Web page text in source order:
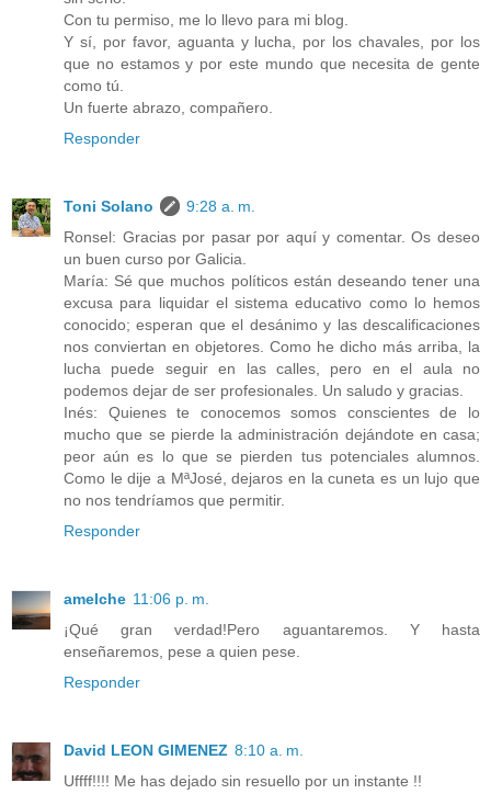
Con tu permiso, me lo llevo para mi blog.
Y sí, por favor, aguanta y lucha, por los chavales, por los
que no estamos y por este mundo que necesita de gente
como tú.
Un fuerte abrazo, compañero.
Responder
Toni Solano
9:28 a. m.
Ronsel: Gracias por pasar por aquí y comentar. Os deseo
un buen curso por Galicia.
María: Sé que muchos políticos están deseando tener una
excusa para liquidar el sistema educativo como lo hemos
conocido; esperan que el desánimo y las descalificaciones
nos conviertan en objetores. Como he dicho más arriba, la
lucha puede seguir en las calles, pero en el aula no
podemos dejar de ser profesionales. Un saludo y gracias.
Inés: Quienes te conocemos somos conscientes de lo
mucho que se pierde la administración dejándote en casa;
peor aún es lo que se pierden tus potenciales alumnos.
Como le dije a MªJosé, dejaros en la cuneta es un lujo que
no nos tendríamos que permitir.
Responder
amelche 11:06 p. m.
¡Qué gran verdad!Pero aguantaremos. Y hasta
enseñaremos, pese a quien pese.
Responder
David LEON GIMENEZ 8:10 a. m.
Uffff!!!! Me has dejado sin resuello por un instante !!